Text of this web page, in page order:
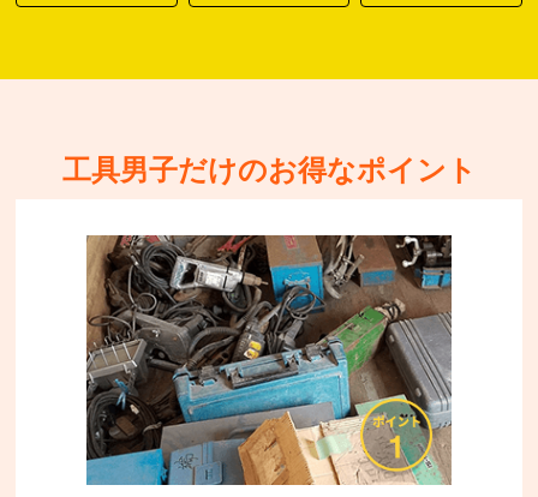
工具男子だけのお得なポイント